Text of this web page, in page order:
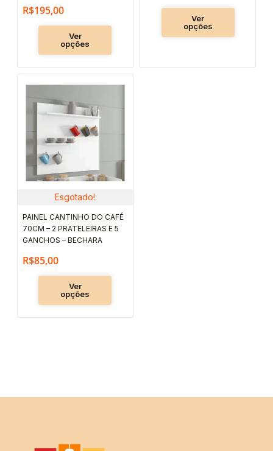
R$195,00
Ver
opções
do
Ver
opções
página
produto
Esgotado!
PAINEL CANTINHO DO CAFÉ
70CM – 2 PRATELEIRAS E 5
GANCHOS – BECHARA
R$85,00
Ver
opções
As
opções
escolhidas